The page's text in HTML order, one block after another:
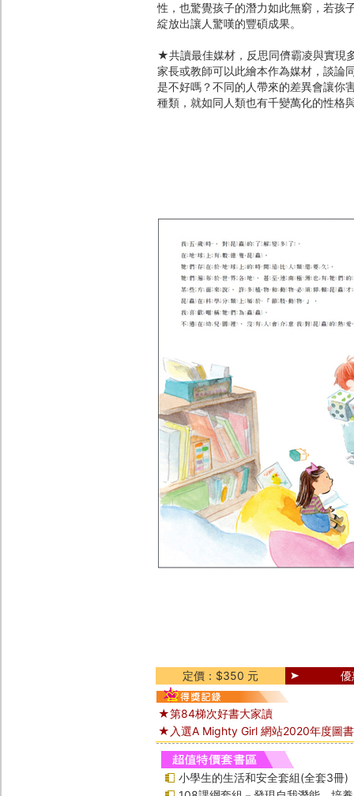
性，也驚覺孩子的潛力如此無窮，若孩
綻放出讓人驚嘆的豐碩成果。
★共讀最佳媒材，反思同儕霸凌與實現
家長或教師可以此繪本作為媒材，談
是不好嗎？不同的人帶來的差異會讓你
種類，就如同人類也有千變萬化的性格
定價：$350 元
★第84梯次好書大家讀
★入選A Mighty Girl 網站2020年度圖書
小學生的生活和安全套組(全套3冊)